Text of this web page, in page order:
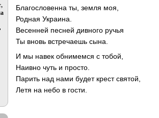
Благословенна ты, земля моя,
Родная Украина.
Весенней песней дивного ручья
Ты вновь встречаешь сына.
И мы навек обнимемся с тобой,
Наивно чуть и просто.
Парить над нами будет крест святой,
Летя на небо в гости.